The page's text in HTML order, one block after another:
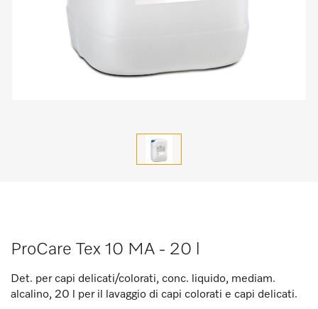
ProCare Tex 10 MA - 20 l
Det. per capi delicati/colorati, conc. liquido, mediam.
alcalino, 20 l per il lavaggio di capi colorati e capi delicati.